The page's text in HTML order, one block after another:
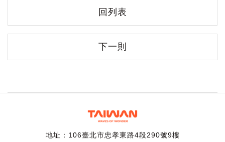
回列表
下一則
地址：106臺北市忠孝東路4段290號9樓